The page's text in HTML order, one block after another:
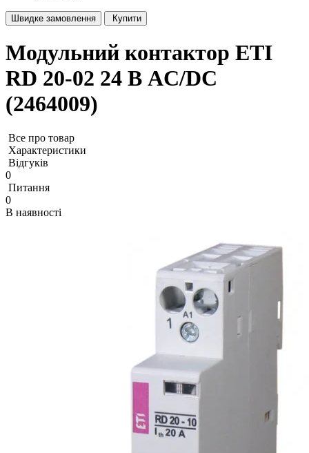
Швидке замовлення Купити
Модульний контактор ETI
RD 20-02 24 В AC/DC
(2464009)
Все про товар
Характеристики
Відгуків
0
Питання
0
В наявності